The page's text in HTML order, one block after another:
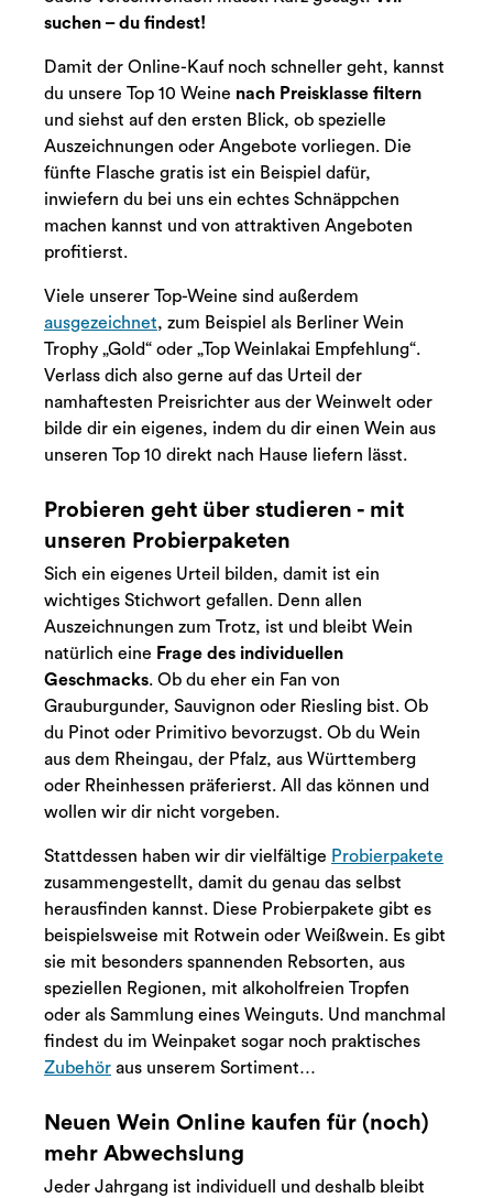
suchen – du findest!
Damit der Online-Kauf noch schneller geht, kannst
du unsere Top 10 Weine nach Preisklasse filtern
und siehst auf den ersten Blick, ob spezielle
Auszeichnungen oder Angebote vorliegen. Die
fünfte Flasche gratis ist ein Beispiel dafür,
inwiefern du bei uns ein echtes Schnäppchen
machen kannst und von attraktiven Angeboten
profitierst.
Viele unserer Top-Weine sind außerdem
ausgezeichnet, zum Beispiel als Berliner Wein
Trophy „Gold“ oder „Top Weinlakai Empfehlung“.
Verlass dich also gerne auf das Urteil der
namhaftesten Preisrichter aus der Weinwelt oder
bilde dir ein eigenes, indem du dir einen Wein aus
unseren Top 10 direkt nach Hause liefern lässt.
Probieren geht über studieren - mit
unseren Probierpaketen
Sich ein eigenes Urteil bilden, damit ist ein
wichtiges Stichwort gefallen. Denn allen
Auszeichnungen zum Trotz, ist und bleibt Wein
natürlich eine Frage des individuellen
Geschmacks. Ob du eher ein Fan von
Grauburgunder, Sauvignon oder Riesling bist. Ob
du Pinot oder Primitivo bevorzugst. Ob du Wein
aus dem Rheingau, der Pfalz, aus Württemberg
oder Rheinhessen präferierst. All das können und
wollen wir dir nicht vorgeben.
Stattdessen haben wir dir vielfältige Probierpakete
zusammengestellt, damit du genau das selbst
herausfinden kannst. Diese Probierpakete gibt es
beispielsweise mit Rotwein oder Weißwein. Es gibt
sie mit besonders spannenden Rebsorten, aus
speziellen Regionen, mit alkoholfreien Tropfen
oder als Sammlung eines Weinguts. Und manchmal
findest du im Weinpaket sogar noch praktisches
Zubehör aus unserem Sortiment…
Neuen Wein Online kaufen für (noch)
mehr Abwechslung
Jeder Jahrgang ist individuell und deshalb bleibt